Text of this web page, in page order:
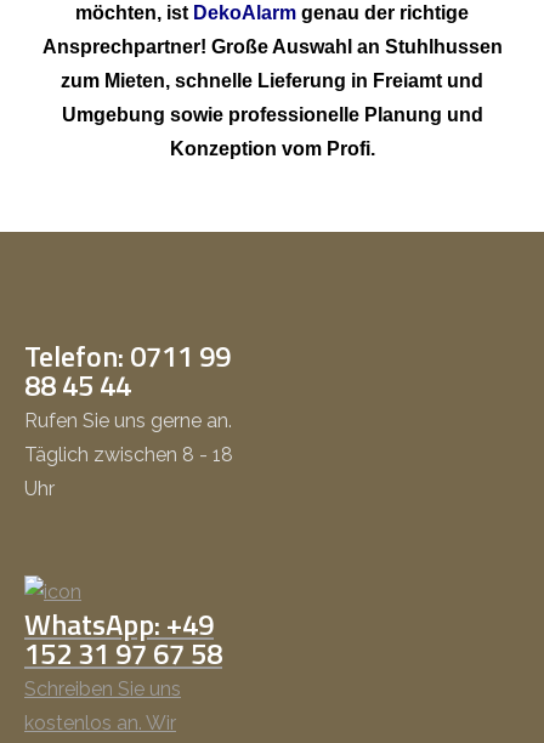
möchten, ist DekoAlarm genau der richtige
Ansprechpartner! Große Auswahl an Stuhlhussen
zum Mieten, schnelle Lieferung in Freiamt und
Umgebung sowie professionelle Planung und
Konzeption vom Profi.
Telefon: 0711 99
88 45 44
Rufen Sie uns gerne an.
Täglich zwischen 8 - 18
Uhr
WhatsApp: +49
152 31 97 67 58
Schreiben Sie uns
kostenlos an. Wir